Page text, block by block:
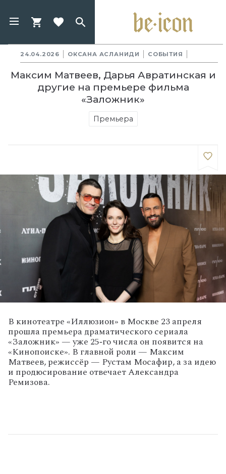
24.04.2026 ОКСАНА АСЛАНИДИ СОБЫТИЯ
Максим Матвеев, Дарья Авратинская и
другие на премьере фильма
«Заложник»
Премьера
В кинотеатре«Иллюзион» вМоскве 23апреля
прошлапремьерадраматическогосериала
«Заложник» — уже 25‑гочислаон появится на
«Кинопоиске». В главной роли — Максим
Матвеев,режиссёр — Рустам Мосафир,азаидею
и продюсирование отвечаетАлександра
Ремизова.